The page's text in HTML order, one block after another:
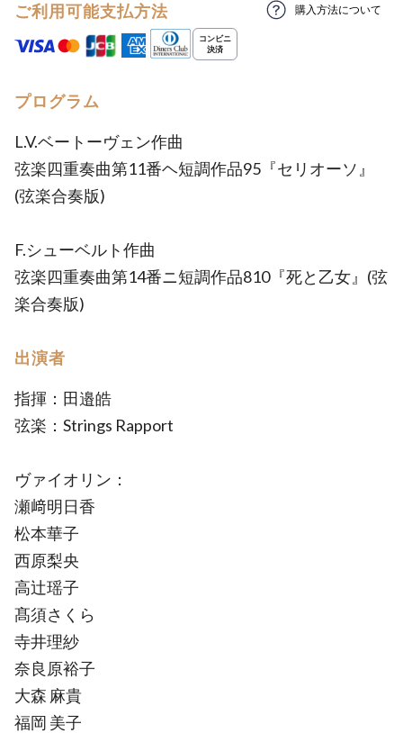
ご利用可能支払方法 購入方法について
プログラム
L.V.ベートーヴェン作曲
弦楽四重奏曲第11番ヘ短調作品95『セリオーソ』
(弦楽合奏版)
F.シューベルト作曲
弦楽四重奏曲第14番ニ短調作品810『死と乙女』(弦
楽合奏版)
出演者
指揮：田邉皓
弦楽：Strings Rapport
ヴァイオリン：
瀬﨑明日香
松本華子
西原梨央
高辻瑶子
髙須さくら
寺井理紗
奈良原裕子
大森 麻貴
福岡 美子